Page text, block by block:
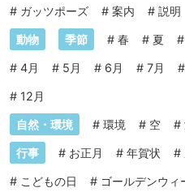
# ガッツポーズ # 案内 # 説明
動物 季節 # 春 # 夏 #
# 4月 # 5月 # 6月 # 7月 #
# 12月
自然・環境 # 環境 # 空 #
行事 # お正月 # 年賀状 #
# こどもの日 # ゴールデンウィ